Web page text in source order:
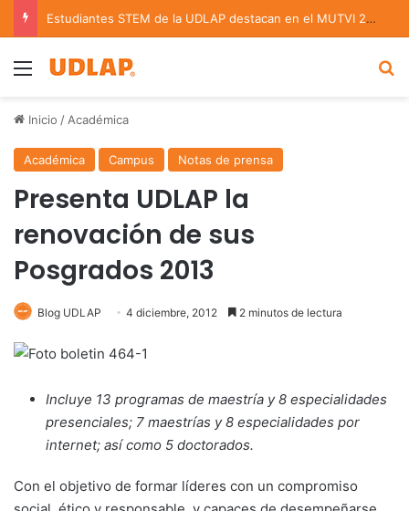
Estudiantes STEM de la UDLAP destacan en el MUTVI 2026
Menu
Inicio / Académica
Académica Campus Notas de prensa
Presenta UDLAP la
renovación de sus
Posgrados 2013
Blog UDLAP 4 diciembre, 2012 2 minutos de lectura
Incluye 13 programas de maestría y 8 especialidades
presenciales; 7 maestrías y 8 especialidades por
internet; así como 5 doctorados.
Con el objetivo de formar líderes con un compromiso